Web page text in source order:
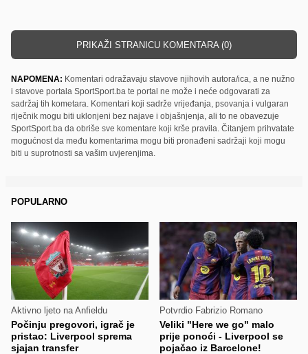
PRIKAŽI STRANICU KOMENTARA (0)
NAPOMENA: Komentari odražavaju stavove njihovih autora/ica, a ne nužno
i stavove portala SportSport.ba te portal ne može i neće odgovarati za
sadržaj tih kometara. Komentari koji sadrže vrijeđanja, psovanja i vulgaran
riječnik mogu biti uklonjeni bez najave i objašnjenja, ali to ne obavezuje
SportSport.ba da obriše sve komentare koji krše pravila. Čitanjem prihvatate
mogućnost da među komentarima mogu biti pronađeni sadržaji koji mogu
biti u suprotnosti sa vašim uvjerenjima.
POPULARNO
Aktivno ljeto na Anfieldu
Počinju pregovori, igrač je
pristao: Liverpool sprema
sjajan transfer
Potvrdio Fabrizio Romano
Veliki "Here we go" malo
prije ponoći - Liverpool se
pojačao iz Barcelone!